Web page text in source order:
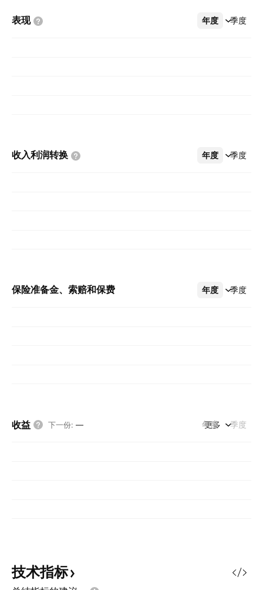
表现 年度 季度
更多
收入利润转换 年度 季度
更多
保险准备金、索赔和保费 年度 季度
更多
收益 下一份: — 年度 季度
更多
技术指标